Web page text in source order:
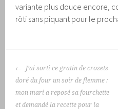
variante plus douce encore,
rôti sans piquant pour le
NAVIGATION
DES
ARTICLES
J’ai sorti ce gratin de crozets
doré du four un soir de flemme :
mon mari a reposé sa fourchette
et demandé la recette pour la